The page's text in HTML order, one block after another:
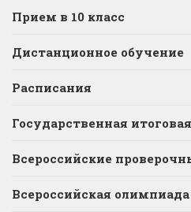
Прием в 10 класс
Дистанционное обучение
Расписания
Государственная
Всероссийские
Всероссийская